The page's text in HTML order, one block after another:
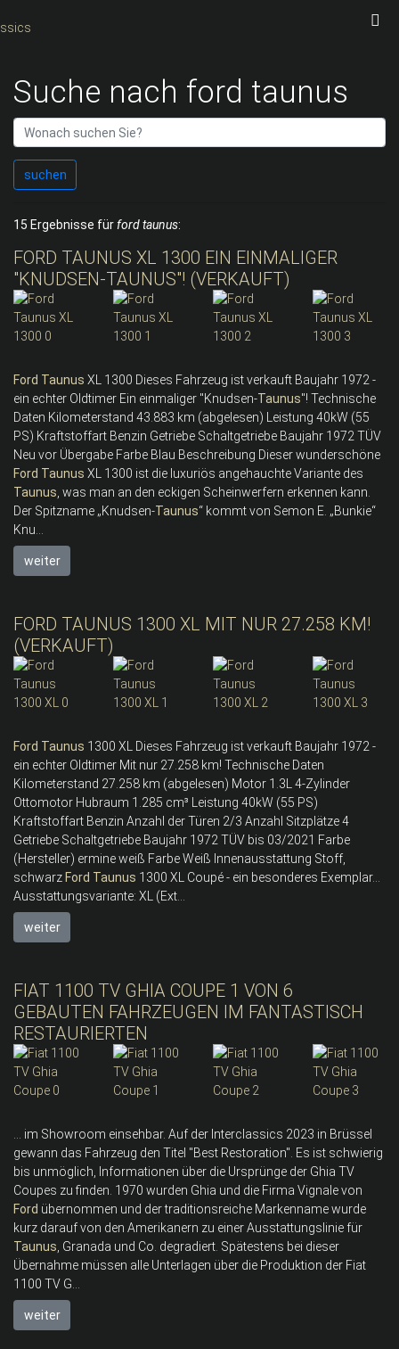
Suche nach ford taunus
suchen
15 Ergebnisse fürford taunus:
FORD TAUNUS XL 1300 EIN EINMALIGER
"KNUDSEN-TAUNUS"! (VERKAUFT)
Ford Taunus XL 1300 Dieses Fahrzeug ist verkauft Baujahr 1972 -
ein echter Oldtimer Ein einmaliger "Knudsen-Taunus"! Technische
Daten Kilometerstand 43.883 km (abgelesen) Leistung 40kW (55
PS) Kraftstoffart Benzin Getriebe Schaltgetriebe Baujahr 1972 TÜV
Neu vor Übergabe Farbe Blau Beschreibung Dieser wunderschöne
Ford Taunus XL 1300 ist die luxuriös angehauchte Variante des
Taunus, was man an den eckigen Scheinwerfern erkennen kann.
Der Spitzname „Knudsen-Taunus“ kommt von Semon E. „Bunkie“
Knu...
weiter
FORD TAUNUS 1300 XL MIT NUR 27.258 KM!
(VERKAUFT)
Ford Taunus 1300 XL Dieses Fahrzeug ist verkauft Baujahr 1972 -
ein echter Oldtimer Mit nur 27.258 km! Technische Daten
Kilometerstand 27.258 km (abgelesen) Motor 1.3L 4-Zylinder
Ottomotor Hubraum 1.285 cm³ Leistung 40kW (55 PS)
Kraftstoffart Benzin Anzahl der Türen 2/3 Anzahl Sitzplätze 4
Getriebe Schaltgetriebe Baujahr 1972 TÜV bis 03/2021 Farbe
(Hersteller) ermine weiß Farbe Weiß Innenausstattung Stoff,
schwarz Ford Taunus 1300 XL Coupé - ein besonderes Exemplar…
Ausstattungsvariante: XL (Ext...
weiter
FIAT 1100 TV GHIA COUPE 1 VON 6
GEBAUTEN FAHRZEUGEN IM FANTASTISCH
RESTAURIERTEN
... im Showroom einsehbar. Auf der Interclassics 2023 in Brüssel
gewann das Fahrzeug den Titel "Best Restoration". Es ist schwierig
bis unmöglich, Informationen über die Ursprünge der Ghia TV
Coupes zu finden. 1970 wurden Ghia und die Firma Vignale von
Ford übernommen und der traditionsreiche Markenname wurde
kurz darauf von den Amerikanern zu einer Ausstattungslinie für
Taunus, Granada und Co. degradiert. Spätestens bei dieser
Übernahme müssen alle Unterlagen über die Produktion der Fiat
1100 TV G...
weiter